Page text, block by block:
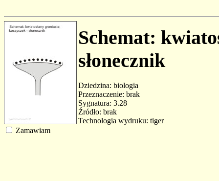
Schemat:
słonecznik
Dziedzina: biologia
Przeznaczenie: brak
Sygnatura: 3.28
Źródło: brak
Technologia wydruku: tiger
Zamawiam